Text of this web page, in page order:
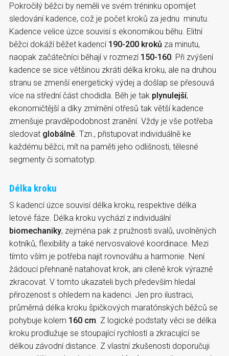
Pokročilý běžci by neměli ve svém tréninku opomíjet
sledování kadence, což je počet kroků za jednu minutu.
Kadence velice úzce souvisí s ekonomikou běhu. Elitní
běžci dokáží běžet kadencí 190-200 kroků za minutu,
naopak začátečníci běhají v rozmezí 150-160 . Při zvýšení
kadence se sice většinou zkrátí délka kroku, ale na druhou
stranu se zmenší energetický výdej a došlap se přesouvá
více na střední část chodidla. Běh je tak plynulejší,
ekonomičtější a díky zmírnění otřesů tak větší kadence
zmenšuje pravděpodobnost zranění. Vždy je vše potřeba
sledovat globálně . Tzn., přistupovat individuálně ke
každému běžci, mít na paměti jeho odlišnosti, tělesné
segmenty či somatotyp.
Délka kroku
S kadencí úzce souvisí délka kroku, respektive délka
letové fáze. Délka kroku vychází z individuální
biomechaniky, zejména pak z pružnosti svalů, uvolněných
kotníků, flexibility a také nervosvalové koordinace. Mezi
tímto vším je potřeba najit rovnováhu a harmonie. Není
žádoucí přehnaně natahovat krok, ani cíleně krok výrazně
zkracovat. V tomto ukazateli bych především hledal
přirozenost s ohledem na kadenci. Jen pro ilustraci,
průměrná délka kroku špičkových maratónských běžců se
pohybuje kolem 160 cm . Z logické podstaty věci se délka
kroku prodlužuje se stoupající rychlostí a zkracující se
délkou závodní distance. Z vlastní zkušenosti doporučuji